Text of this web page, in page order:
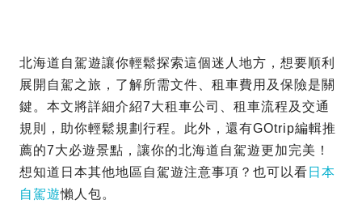
北海道自駕遊讓你輕鬆探索這個迷人地方，想要順利
展開自駕之旅，了解所需文件、租車費用及保險是關
鍵。本文將詳細介紹7大租車公司、租車流程及交通
規則，助你輕鬆規劃行程。此外，還有GOtrip編輯推
薦的7大必遊景點，讓你的北海道自駕遊更加完美！
想知道日本其他地區自駕遊注意事項？也可以看 日本
自駕遊懶人包。